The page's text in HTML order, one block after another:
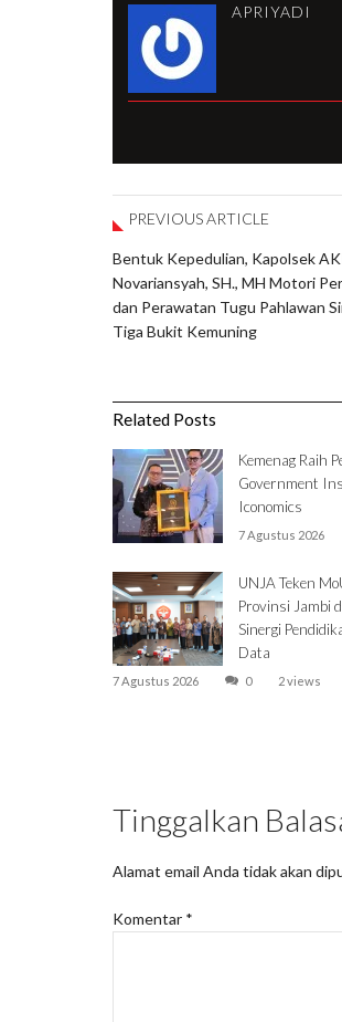
APRIYADI
PREVIOUS ARTICLE
Bentuk Kepedulian, Kapolsek
Novariansyah, SH., MH Motori
dan Perawatan Tugu Pahlawan
Tiga Bukit Kemuning
Related Posts
Kemenag Raih
Government
Iconomics
7 Agustus 2026
UNJA Teken
Provinsi Jambi
Sinergi
Data
7 Agustus 2026 0 2 views
Tinggalkan
Alamat email Anda tidak akan
Komentar *